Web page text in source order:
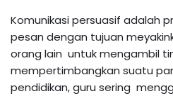
Komunikasi persuasif adalah
pesan dengan tujuan
orang lain untuk mengambil
mempertimbangkan suatu
pendidikan, guru sering